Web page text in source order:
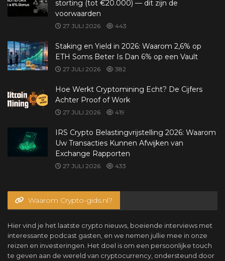
storting (tot €20.000) — dit zijn de
voorwaarden
27 JULI 2026 443
Staking en Yield in 2026: Waarom 2,6% op
ETH Soms Beter Is Dan 6% op een Vault
27 JULI 2026 382
Hoe Werkt Cryptomining Echt? De Cijfers
Achter Proof of Work
27 JULI 2026 419
IRS Crypto Belastingvrijstelling 2026: Waarom
Uw Transacties Kunnen Afwijken van
Exchange Rapporten
27 JULI 2026 433
Waarom Crypto-gids.nl?
Hier vind je het laatste crypto nieuws, boeiende interviews met
interessante podcast gasten, en we nemen jullie mee in onze
reizen en investeringen. Het doel is om een persoonlijke touch
te geven aan de wereld van cryptocurrency, ondersteund door